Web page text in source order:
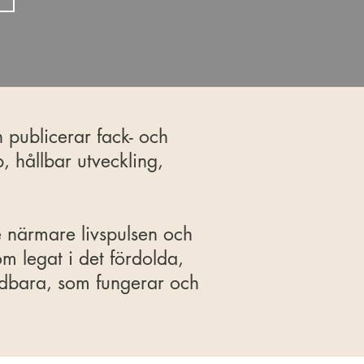
publicerar fack- och
hållbar utveckling,
livspulsen och
legat i det fördolda,
som fungerar och